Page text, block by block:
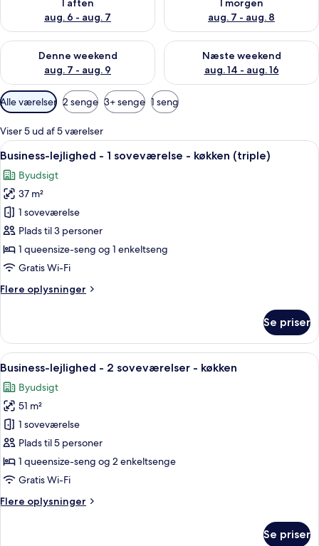
I aften
aug. 6 - aug. 7
I morgen
aug. 7 - aug. 8
Denne weekend
aug. 7 - aug. 9
Tjek tilgængelighed for denne weekend aug. 7 - aug. 9
Næste weekend
aug. 14 - aug. 16
Tjek tilgængelighed for næste
Tilgængelige
filtre
for
værelser
Alle værelser 2 senge 3+ senge 1 seng
Viser 5 ud af 5 værelser
Indlæs
alle
billeder
af
Business-
lejlighed
-
1
-
Et soveværelse med en seng,
11
Business-lejlighed - 1 soveværelse - køkken (triple)
Byudsigt
37 m²
1 soveværelse
Plads til 3 personer
1 queensize-seng og 1 enkeltseng
Gratis Wi-Fi
Flere oplysninger
Flere
lejlighed
1
soveværelse
-
køkken
(triple)
Se priser
Indlæs
alle
billeder
af
Business-
lejlighed
-
2
-
Et soveværelse med en seng, et
4
Business-lejlighed - 2 soveværelser - køkken
Byudsigt
51 m²
1 soveværelse
Plads til 5 personer
1 queensize-seng og 2 enkeltsenge
Gratis Wi-Fi
Flere oplysninger
Flere
Se priser